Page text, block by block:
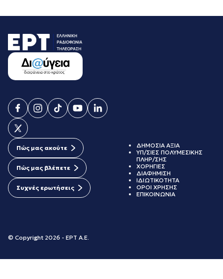
Πώς μας ακούτε
Πώς μας βλέπετε
Συχνές ερωτήσεις
© Copyright 2026 - ΕΡΤ Α.Ε.
ΔΗΜΟΣΙΑ ΑΞΙΑ
ΥΠ/ΣΙΕΣ ΠΟΛΥΜΕΣΙΚΗΣ
ΠΛΗΡ/ΣΗΣ
ΧΟΡΗΓΙΕΣ
ΔΙΑΦΗΜΙΣΗ
ΙΔΙΩΤΙΚΟΤΗΤΑ
ΟΡΟΙ ΧΡΗΣΗΣ
ΕΠΙΚΟΙΝΩΝΙΑ